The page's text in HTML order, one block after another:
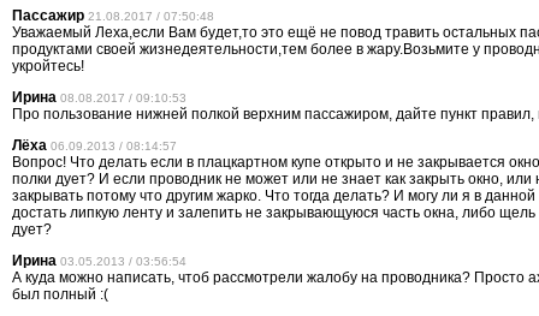
Пассажир 21.08.2017 / 07:50:48
Уважаемый Леха,если Вам будет,то это ещё не повод травить остальных
продуктами своей жизнедеятельности,тем более в жару.Возьмите у
укройтесь!
Ирина 08.08.2017 / 09:10:53
Про пользование нижней полкой верхним пассажиром, дайте пункт правил,
Лёха 06.09.2013 / 08:14:57
Вопрос! Что делать если в плацкартном купе открыто и не закрывается
полки дует? И если проводник не может или не знает как закрыть окно, или
закрывать потому что другим жарко. Что тогда делать? И могу ли я в
достать липкую ленту и залепить не закрывающуюся часть окна, либо щель
дует?
Ирина 03.05.2013 / 03:56:54
А куда можно написать, чтоб рассмотрели жалобу на проводника? Просто
был полный :(